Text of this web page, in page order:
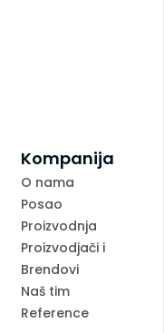
Kompanija
O nama
Posao
Proizvodnja
Proizvodjači i
Brendovi
Naš tim
Reference